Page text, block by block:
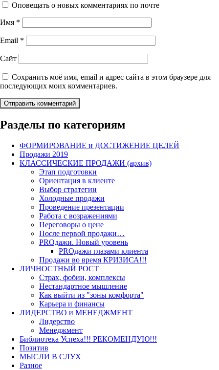
Оповещать о новых комментариях по почте
Имя *
Email *
Сайт
Сохранить моё имя, email и адрес сайта в этом браузере для
последующих моих комментариев.
Разделы по категориям
ФОРМИРОВАНИЕ и ДОСТИЖЕНИЕ ЦЕЛЕЙ
Продажи 2019
КЛАССИЧЕСКИЕ ПРОДАЖИ (архив)
Этап подготовки
Ориентация в клиенте
Выбор стратегии
Холодные продажи
Проведение презентации
Работа с возражениями
Переговоры о цене
После первой продажи…
PROдажи. Новый уровень
PROдажи глазами клиента
Продажи во время КРИЗИСА!!!
ЛИЧНОСТНЫЙ РОСТ
Страх, фобии, комплексы
Нестандартное мышление
Как выйти из "зоны комфорта"
Карьера и финансы
ЛИДЕРСТВО и МЕНЕДЖМЕНТ
Лидерство
Менеджмент
Библиотека Успеха!!! РЕКОМЕНДУЮ!!!
Позитив
МЫСЛИ В СЛУХ
Разное